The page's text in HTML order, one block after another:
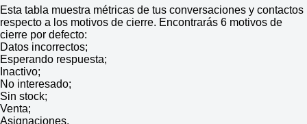
Esta tabla muestra métricas de tus conversaciones y contactos
respecto a los motivos de cierre. Encontrarás 6 motivos de
cierre por defecto:
Datos incorrectos;
Esperando respuesta;
Inactivo;
No interesado;
Sin stock;
Venta;
Asignaciones.